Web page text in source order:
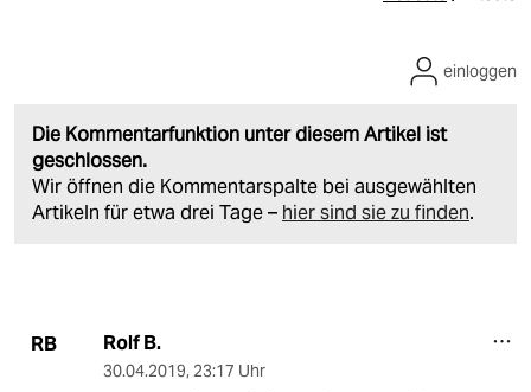
Die Kommentarfunktion unter diesem Artikel ist
geschlossen.
Wir öffnen die Kommentarspalte bei ausgewählten
Artikeln für etwa drei Tage – hier sind sie zu finden.
einloggen
RB Rolf B.
30.04.2019, 23:17 Uhr